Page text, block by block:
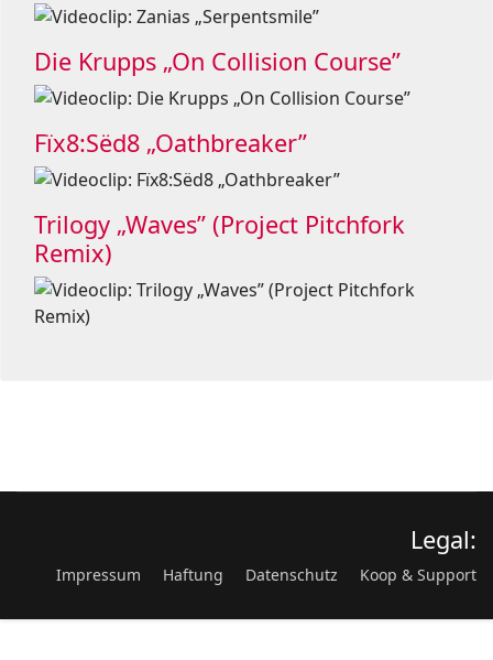
Die Krupps „On Collision Course”
Fïx8:Sëd8 „Oathbreaker”
Trilogy „Waves” (Project Pitchfork
Remix)
Legal:
Impressum Haftung Datenschutz Koop & Support